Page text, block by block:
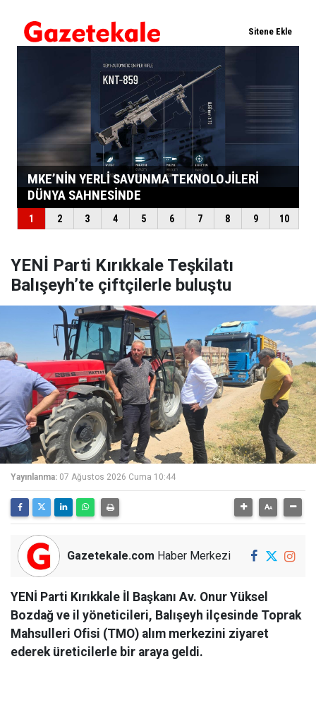
YENİ Parti Kırıkkale Teşkilatı
Balışeyh’te çiftçilerle buluştu
Yayınlanma: 07 Ağustos 2026 Cuma 10:44
Gazetekale.com Haber Merkezi
YENİ Parti Kırıkkale İl Başkanı Av. Onur Yüksel
Bozdağ ve il yöneticileri, Balışeyh ilçesinde Toprak
Mahsulleri Ofisi (TMO) alım merkezini ziyaret
ederek üreticilerle bir araya geldi.